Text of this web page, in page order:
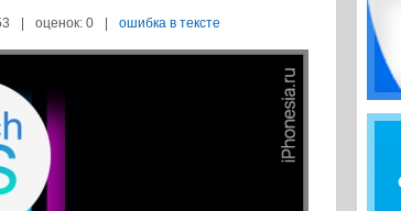
| оценок: 0 | ошибка в тексте